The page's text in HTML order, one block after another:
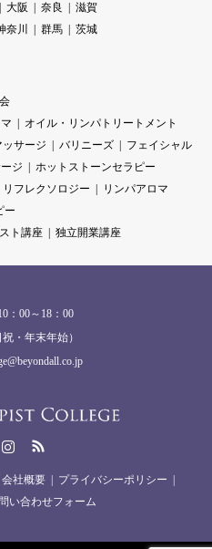
大阪 奈良
滋賀
奈川 群馬 茨城
オイル・リンパトリートメント
サージ バリニーズ
フェイシャル
ジ
ホットストーンセラピー
リフレクソロジー
リンパアロマ
ー
ト講座 独立開業講座
：00～18：00
祝・年末年始）
会社概要
プライバシーポリシー
い合わせフォーム